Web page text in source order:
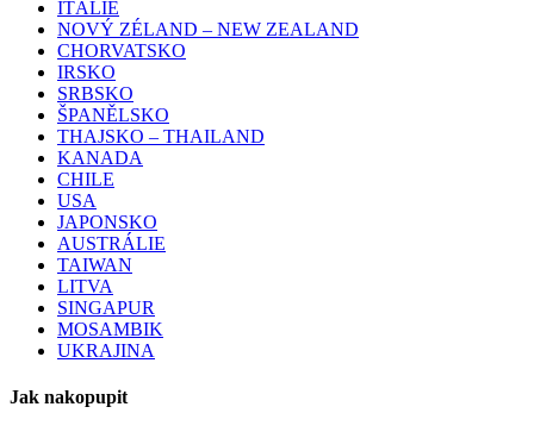
ITÁLIE
NOVÝ ZÉLAND – NEW ZEALAND
CHORVATSKO
IRSKO
SRBSKO
ŠPANĚLSKO
THAJSKO – THAILAND
KANADA
CHILE
USA
JAPONSKO
AUSTRÁLIE
TAIWAN
LITVA
SINGAPUR
MOSAMBIK
UKRAJINA
Jak nakopupit